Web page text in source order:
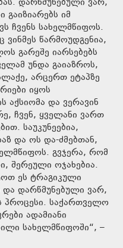
იმ
ჩვენს სახელმწიფოს.
წარმოუდგენია,
გარეშე იარსებებს
უნდა გაიაზროს,
არცერთ ეტაპზე
იყოს
აქსიომა და ვერავინ
ჩვენ, ყველანი ვართ
საუკუნეებია,
და ოს და-ძმებთან,
გვჯერა, რომ
შერეული ოჯახებია.
ეს ტრაგიკული
და დარწმუნებული ვარ,
პროცესი. საქართველო
ადამიანი
სახელმწიფოში“, –